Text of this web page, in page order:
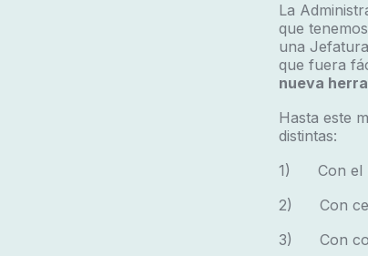
La
que
una
que fuera
nueva
Hasta este
distintas:
1) Con el
2) Con
3) Con